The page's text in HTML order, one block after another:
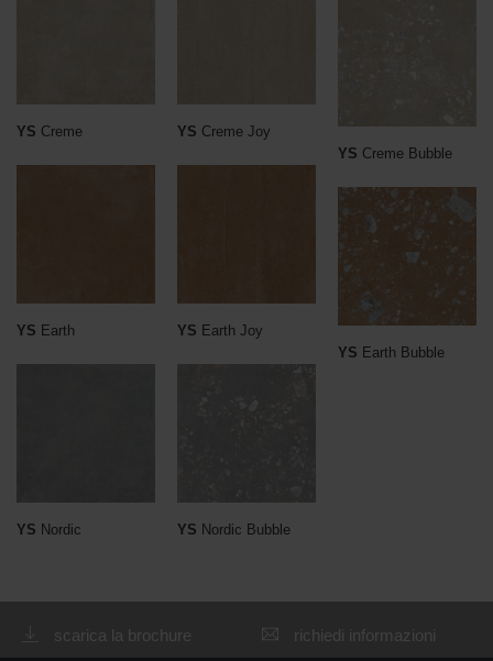
YS Creme YS Creme Joy
YS Creme Bubble
YS Earth YS Earth Joy
YS Earth Bubble
YS Nordic YS Nordic Bubble
scarica la brochure richiedi informazioni